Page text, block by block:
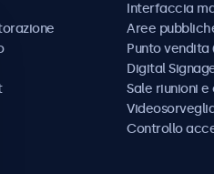
Interfaccia
Aree
Punto vendita
Digital
Sale riunioni
Controllo